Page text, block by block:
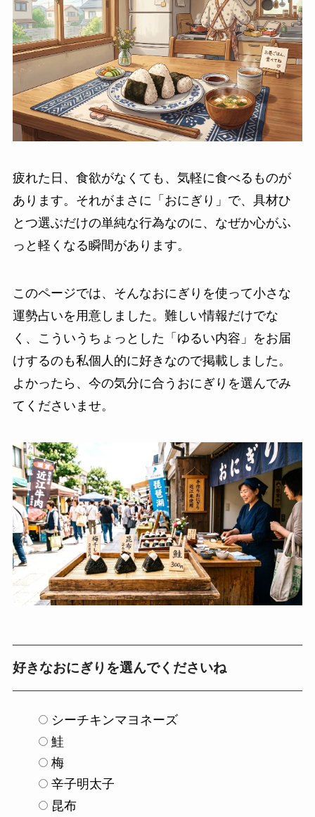
疲れた日、食欲がなくても、気軽に食べるものが
あります。それがまさに「おにぎり」で、具材ひ
とつ選ぶだけの単純な行為なのに、なぜか心がふ
っと軽くなる瞬間があります。
このページでは、そんなおにぎりを使って小さな
運勢占いを用意しました。難しい情報だけでな
く、こういうちょっとした「ゆるい内容」をお届
けするのも私個人的に好きなので掲載しました。
よかったら、今の気分に合うおにぎりを選んでみ
てくださいませ。
好きなおにぎりを選んでくださいね
シーチキンマヨネーズ
鮭
梅
辛子明太子
昆布